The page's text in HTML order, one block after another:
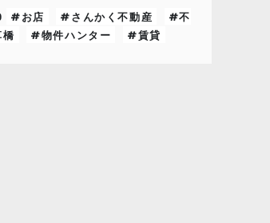
#お店 #さんかく不動産
#不
#物件ハンター #賃貸